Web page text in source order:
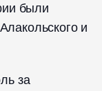
были
и
за